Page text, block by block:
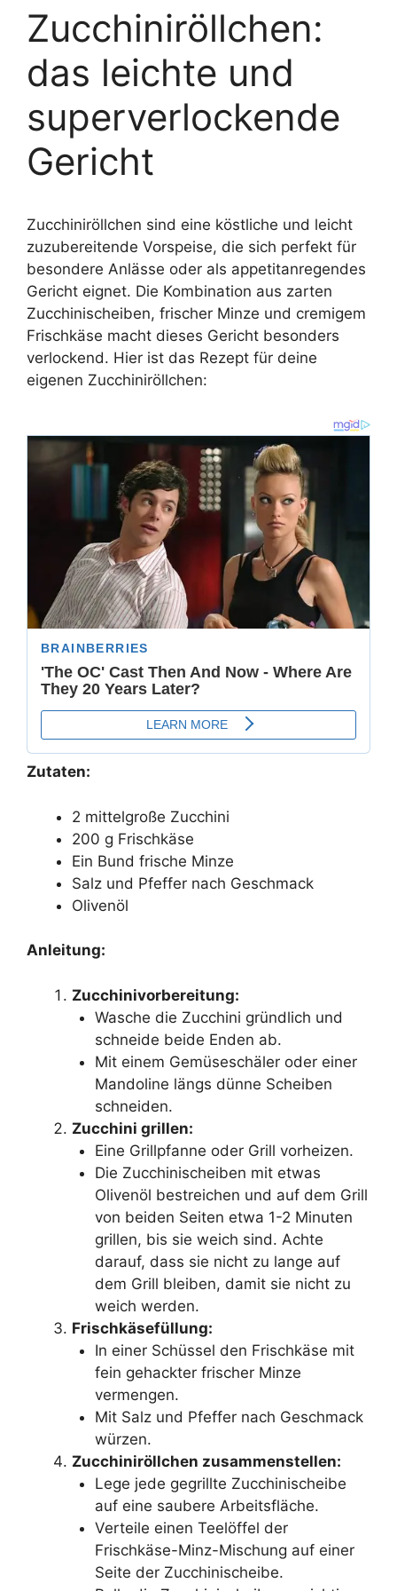
Zucchiniröllchen:
das leichte und
superverlockende
Gericht
Zucchiniröllchen sind eine köstliche und leicht
zuzubereitende Vorspeise, die sich perfekt für
besondere Anlässe oder als appetitanregendes
Gericht eignet. Die Kombination aus zarten
Zucchinischeiben, frischer Minze und cremigem
Frischkäse macht dieses Gericht besonders
verlockend. Hier ist das Rezept für deine
eigenen Zucchiniröllchen:
Zutaten:
2 mittelgroße Zucchini
200 g Frischkäse
Ein Bund frische Minze
Salz und Pfeffer nach Geschmack
Olivenöl
Anleitung:
Zucchinivorbereitung:
Wasche die Zucchini gründlich und
schneide beide Enden ab.
Mit einem Gemüseschäler oder einer
Mandoline längs dünne Scheiben
schneiden.
Zucchini grillen:
Eine Grillpfanne oder Grill vorheizen.
Die Zucchinischeiben mit etwas
Olivenöl bestreichen und auf dem Grill
von beiden Seiten etwa 1-2 Minuten
grillen, bis sie weich sind. Achte
darauf, dass sie nicht zu lange auf
dem Grill bleiben, damit sie nicht zu
weich werden.
Frischkäsefüllung:
In einer Schüssel den Frischkäse mit
fein gehackter frischer Minze
vermengen.
Mit Salz und Pfeffer nach Geschmack
würzen.
Zucchiniröllchen zusammenstellen:
Lege jede gegrillte Zucchinischeibe
auf eine saubere Arbeitsfläche.
Verteile einen Teelöffel der
Frischkäse-Minz-Mischung auf einer
Seite der Zucchinischeibe.